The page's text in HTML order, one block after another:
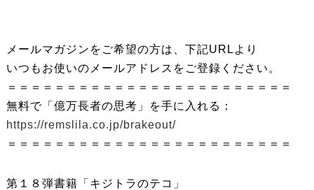
メールマガジンをご希望の方は、下記URLより
いつもお使いのメールアドレスをご登録ください。
＝＝＝＝＝＝＝＝＝＝＝＝＝＝＝＝＝＝＝＝＝＝＝＝
無料で「億万長者の思考」を手に入れる：
https://remslila.co.jp/brakeout/
＝＝＝＝＝＝＝＝＝＝＝＝＝＝＝＝＝＝＝＝＝＝＝＝
第１８弾書籍「キジトラのテコ」